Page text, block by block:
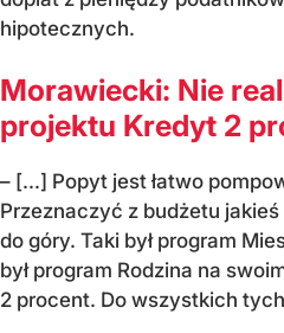
hipotecznych.
Morawiecki: Nie
projektu Kredyt 2
– [...] Popyt jest łatwo
Przeznaczyć z budżetu
do góry. Taki był program
był program Rodzina na
2 procent. Do wszystkich